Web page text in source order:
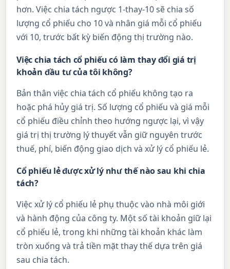
hơn. Việc chia tách ngược 1-thay-10 sẽ chia số
lượng cổ phiếu cho 10 và nhân giá mỗi cổ phiếu
với 10, trước bất kỳ biến động thị trường nào.
Việc chia tách cổ phiếu có làm thay đổi giá trị
khoản đầu tư của tôi không?
Bản thân việc chia tách cổ phiếu không tạo ra
hoặc phá hủy giá trị. Số lượng cổ phiếu và giá mỗi
cổ phiếu điều chỉnh theo hướng ngược lại, vì vậy
giá trị thị trường lý thuyết vẫn giữ nguyên trước
thuế, phí, biến động giao dịch và xử lý cổ phiếu lẻ.
Cổ phiếu lẻ được xử lý như thế nào sau khi chia
tách?
Việc xử lý cổ phiếu lẻ phụ thuộc vào nhà môi giới
và hành động của công ty. Một số tài khoản giữ lại
cổ phiếu lẻ, trong khi những tài khoản khác làm
tròn xuống và trả tiền mặt thay thế dựa trên giá
sau chia tách.